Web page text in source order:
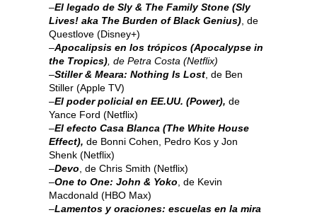
–El legado de Sly & The Family Stone (Sly
Lives! aka The Burden of Black Genius) , de
Questlove (Disney+)
–Apocalipsis en los trópicos (Apocalypse in
the Tropics) , de Petra Costa (Netflix)
–Stiller & Meara: Nothing Is Lost , de Ben
Stiller (Apple TV)
–El poder policial en EE.UU. (Power), de
Yance Ford (Netflix)
–El efecto Casa Blanca (The White House
Effect), de Bonni Cohen, Pedro Kos y Jon
Shenk (Netflix)
–Devo , de Chris Smith (Netflix)
–One to One: John & Yoko , de Kevin
Macdonald (HBO Max)
–Lamentos y oraciones: escuelas en la mira